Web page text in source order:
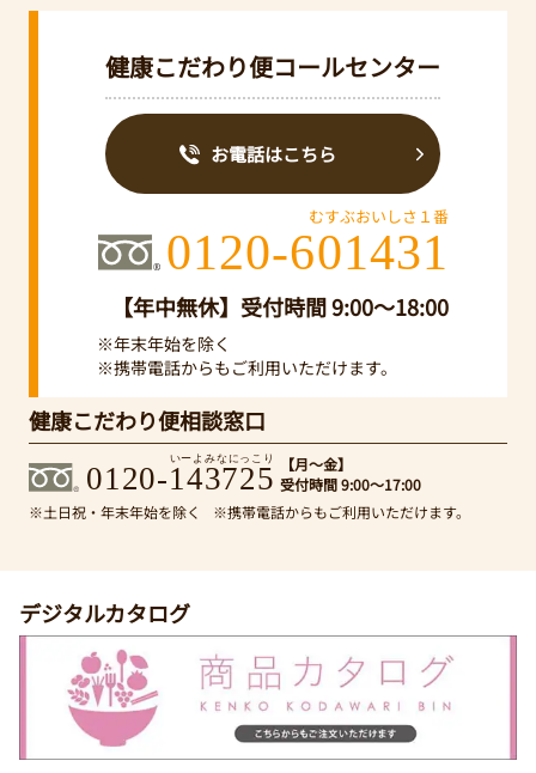
健康こだわり便コールセンター
お電話はこちら
むすぶおいしさ１番
0120-601431
【年中無休】受付時間 9:00～18:00
※年末年始を除く
※携帯電話からもご利用いただけます。
健康こだわり便相談窓口
いーよみなにっこり
0120-143725
【月～金】
受付時間 9:00～17:00
※土日祝・年末年始を除く
※携帯電話からもご利用いただけます。
デジタルカタログ